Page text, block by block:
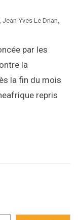
, Jean-Yves Le Drian,
par les
la
la fin du mois
repris